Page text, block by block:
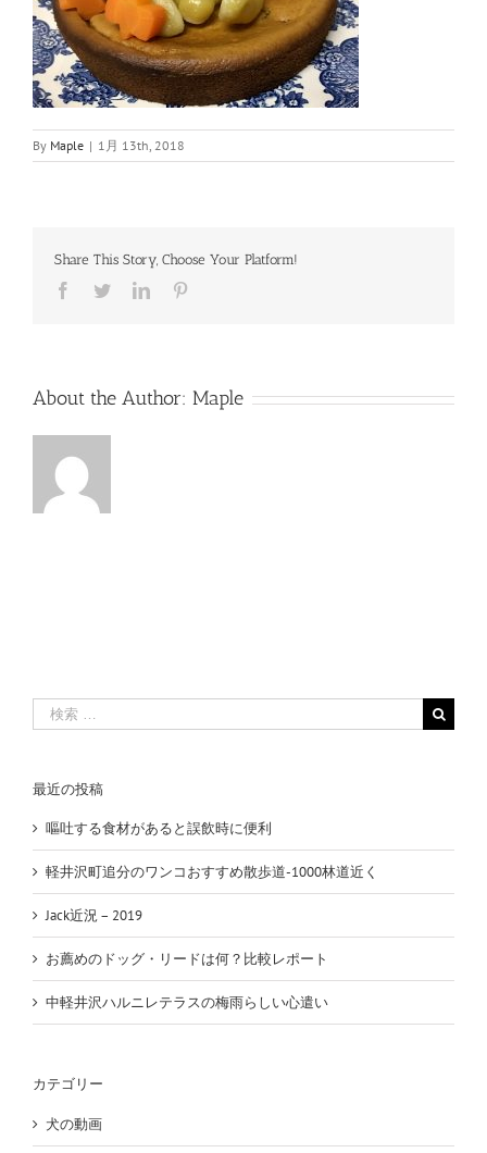
By Maple | 1月 13th, 2018
Share This Story, Choose Your Platform!
Facebook
TwitterLinkedIn
About the Author: Maple
索
最近の投稿
嘔吐する食材があると誤飲時に便利
軽井沢町追分のワンコおすすめ散歩道-1000林道近く
Jack近況 – 2019
お薦めのドッグ・リードは何？比較レポート
中軽井沢ハルニレテラスの梅雨らしい心遣い
カテゴリー
犬の動画